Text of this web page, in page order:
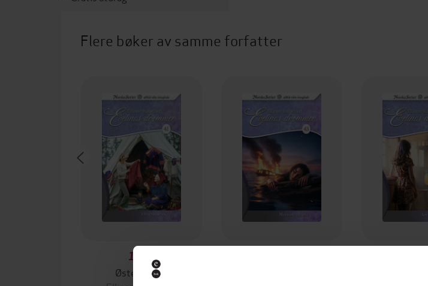
Flere bøker av samme forfatter
119,-
Østenfor sol